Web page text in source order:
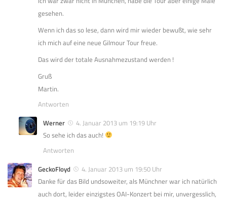
gesehen.
Wenn ich das so lese, dann wird mir wieder bewußt, wie sehr
ich mich auf eine neue Gilmour Tour freue.
Das wird der totale Ausnahmezustand werden !
Gruß
Martin.
Antworten
Werner
4. Januar 2013 um 19:19 Uhr
So sehe ich das auch!
Antworten
GeckoFloyd
4. Januar 2013 um 19:50 Uhr
Danke für das Bild undsoweiter, als Münchner war ich natürlich
auch dort, leider einzigstes OAI-Konzert bei mir, unvergesslich,